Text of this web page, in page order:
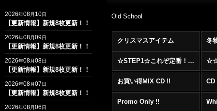
2026年08月 10日
【更新情報】新規8枚更新！！
2026年08月09日
【更新情報】新規8枚更新！！
2026年08月08日
【更新情報】新規8枚更新！！
2026年08月07日
【更新情報】新規8枚更新！！
2026年08月06日
Old School
クリスマスアイテム 冬
☆STEP1☆これぞ定番！！まずはここから！2000年代R&BフロアヒットBest 100 !!!
お買い得MIX CD !!
Promo Only !!